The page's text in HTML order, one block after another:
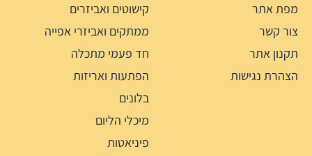
מפת אתר
צור קשר
תקנון אתר
הצהרת נגישות
קישוטים ואביזרים
ממתקים ואביזרי אפייה
חד פעמי מתכלה
הפתעות ואריזות
בלונים
מיכלי הליום
פיניאטות